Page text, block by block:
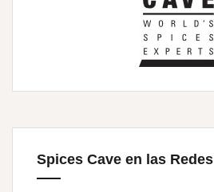
Spices Cave en las Redes